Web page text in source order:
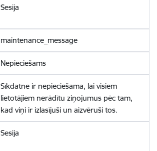
Sesija
maintenance_message
Nepieciešams
Sīkdatne ir nepieciešama, lai visiem
lietotājiem nerādītu ziņojumus pēc tam,
kad viņi ir izlasījuši un aizvēruši tos.
Sesija